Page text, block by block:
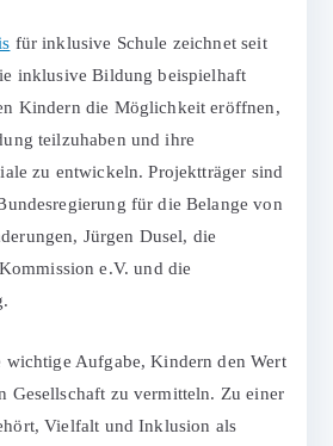
für inklusive Schule zeichnet seit
inklusive Bildung beispielhaft
Kindern die Möglichkeit eröffnen,
teilzuhaben und ihre
zu entwickeln. Projektträger sind
für die Belange von
Jürgen Dusel, die
e.V. und die
wichtige Aufgabe, Kindern den Wert
Gesellschaft zu vermitteln. Zu einer
Vielfalt und Inklusion als